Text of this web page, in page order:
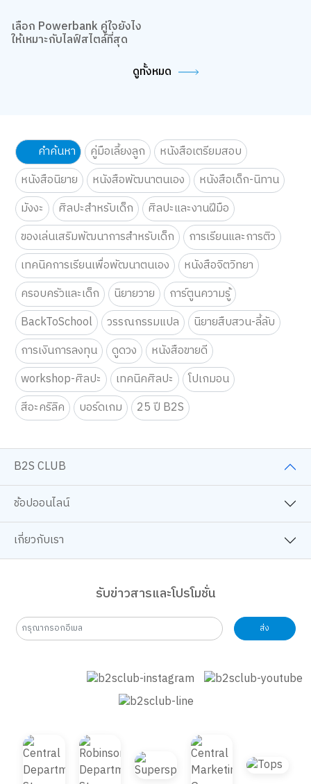
เลือก Powerbank คู่ใจยังไง
ให้เหมาะกับไลฟ์สไตล์ที่สุด
ดูทั้งหมด
คำค้นหา คู่มือเลี้ยงลูก
หนังสือเตรียมสอบ
หนังสือนิยาย
หนังสือพัฒนาตนเอง
หนังสือเด็ก-นิทาน
มังงะ
ศิลปะสำหรับเด็ก
ศิลปะและงานฝีมือ
ของเล่นเสริมพัฒนาการสำหรับเด็ก
การเรียนและการติว
เทคนิคการเรียนเพื่อพัฒนาตนเอง
หนังสือจิตวิทยา
ครอบครัวและเด็ก
นิยายวาย
การ์ตูนความรู้
BackToSchool
วรรณกรรมแปล
นิยายสืบสวน-ลี้ลับ
การเงินการลงทุน
ดูดวง
หนังสือขายดี
workshop-ศิลปะ
เทคนิคศิลปะ
โปเกมอน
สีอะคริลิค
บอร์ดเกม 25 ปี B2S
B2S CLUB
ช้อปออนไลน์
เกี่ยวกับเรา
ส่ง